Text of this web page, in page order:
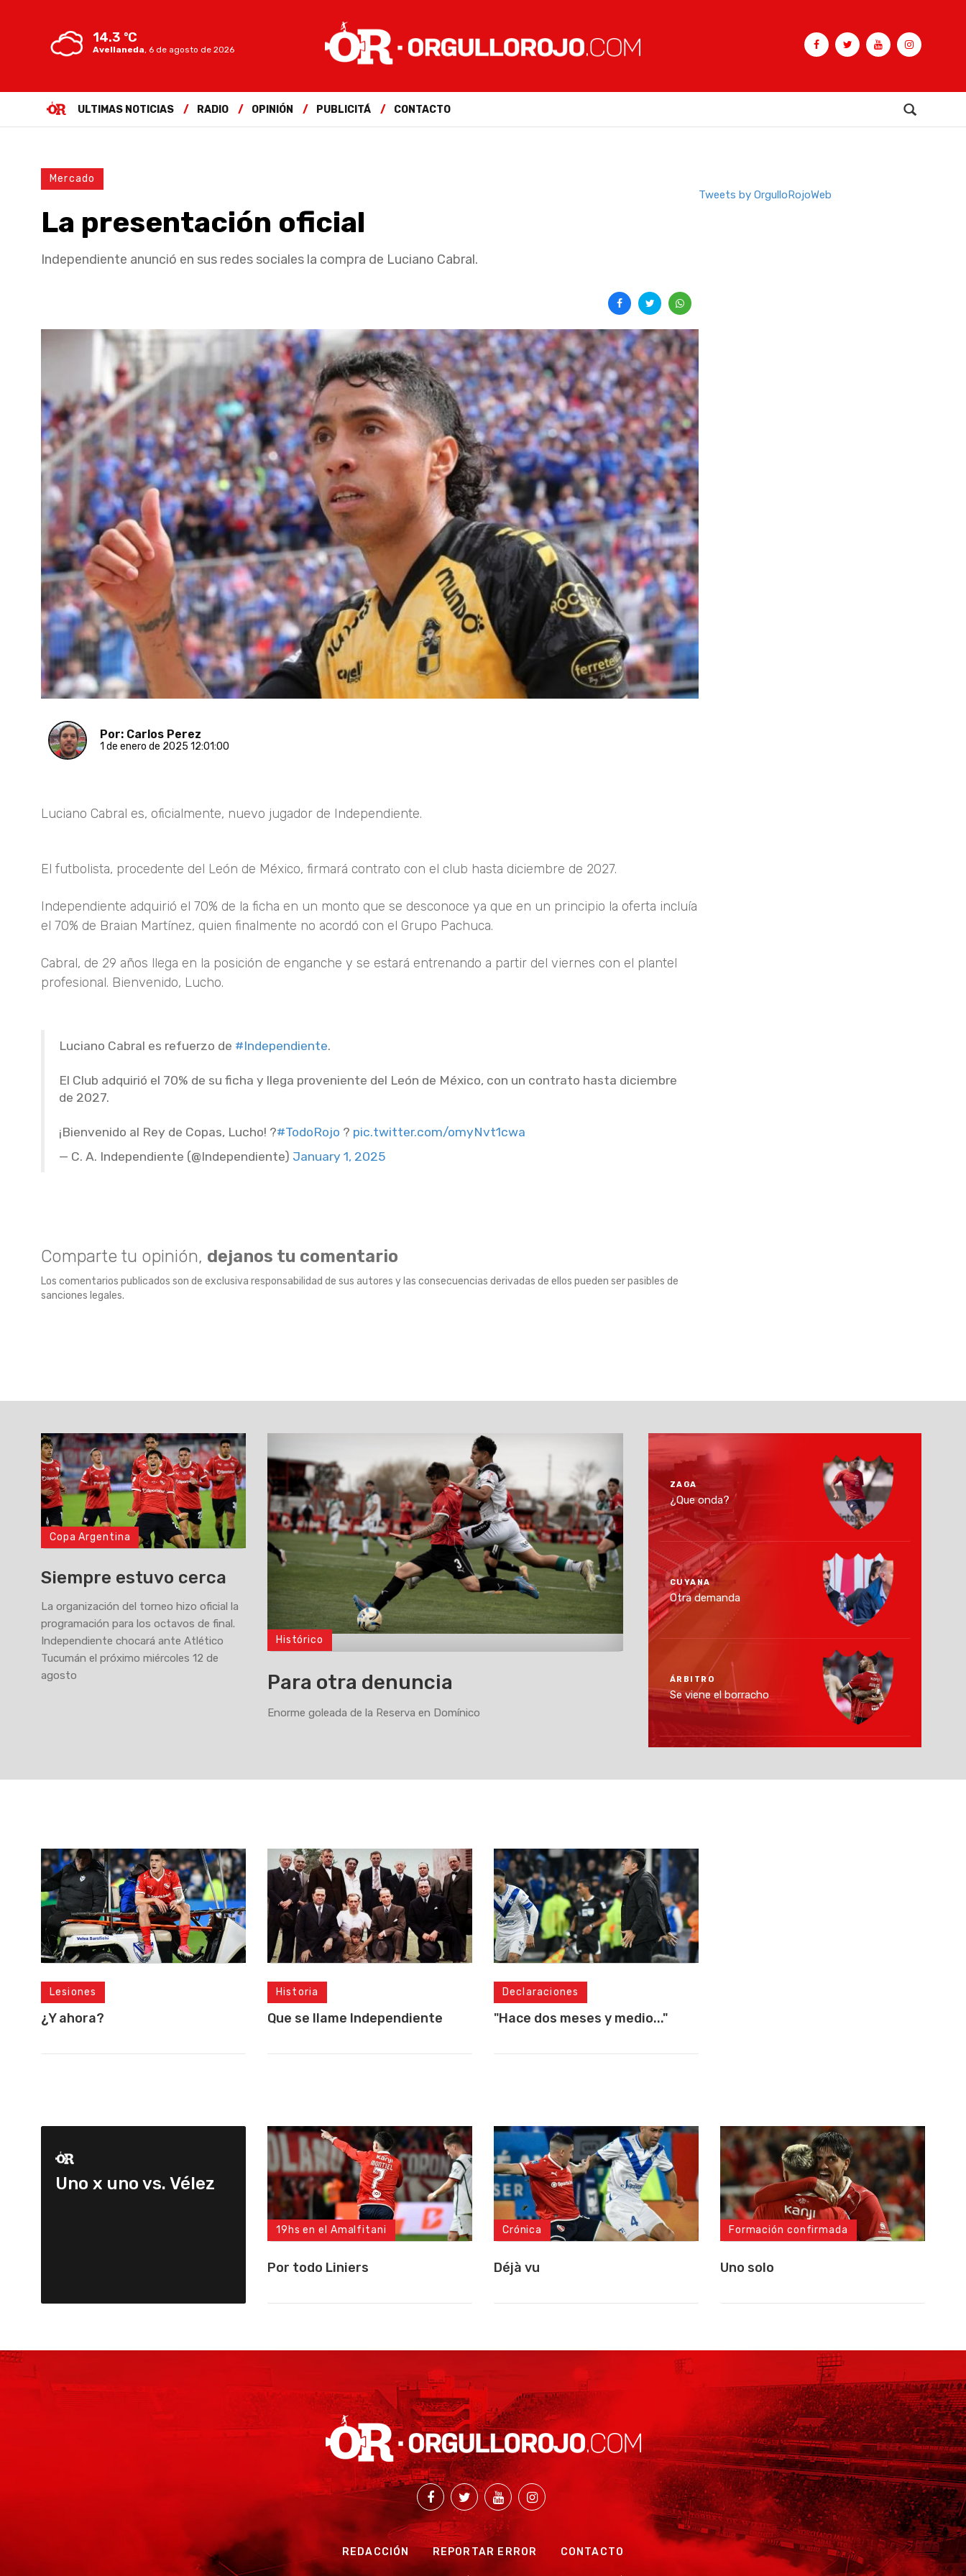
14.3 ºC
Avellaneda, 6 de agosto de 2026
ULTIMAS NOTICIAS RADIO OPINIÓN PUBLICITÁ CONTACTO
Mercado
La presentación oficial
Independiente anunció en sus redes sociales la compra de Luciano Cabral.
Por: Carlos Perez
1 de enero de 2025 12:01:00
Luciano Cabral es, oficialmente, nuevo jugador de Independiente.
El futbolista, procedente del León de México, firmará contrato con el club hasta diciembre de 2027.
Independiente adquirió el 70% de la ficha en un monto que se desconoce ya que en un principio la oferta incluía
el 70% de Braian Martínez, quien finalmente no acordó con el Grupo Pachuca.
Cabral, de 29 años llega en la posición de enganche y se estará entrenando a partir del viernes con el plantel
profesional. Bienvenido, Lucho.
Luciano Cabral es refuerzo de #Independiente.
El Club adquirió el 70% de su ficha y llega proveniente del León de México, con un contrato hasta diciembre
de 2027.
¡Bienvenido al Rey de Copas, Lucho! ?#TodoRojo ? pic.twitter.com/omyNvt1cwa
— C. A. Independiente (@Independiente) January 1, 2025
Comparte tu opinión, dejanos tu comentario
Los comentarios publicados son de exclusiva responsabilidad de sus autores y las consecuencias derivadas de ellos pueden ser pasibles de
sanciones legales.
Tweets by OrgulloRojoWeb
Copa Argentina
Siempre estuvo cerca
La organización del torneo hizo oficial la
programación para los octavos de final.
Independiente chocará ante Atlético
Tucumán el próximo miércoles 12 de
agosto
Histórico
Para otra denuncia
Enorme goleada de la Reserva en Domínico
ZAGA
¿Que onda?
CUYANA
Otra demanda
ÁRBITRO
Se viene el borracho
Lesiones
¿Y ahora?
Historia
Que se llame Independiente
Declaraciones
"Hace dos meses y medio..."
Uno x uno vs. Vélez
19hs en el Amalfitani
Por todo Liniers
Crónica
Déjà vu
Formación confirmada
Uno solo
REDACCIÓN REPORTAR ERROR CONTACTO